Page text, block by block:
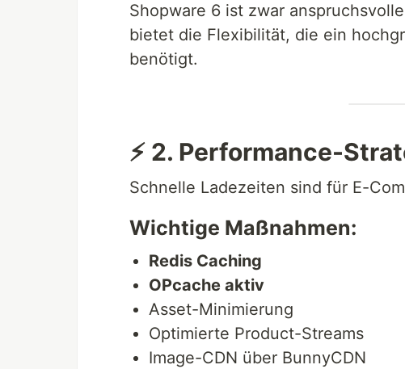
Shopware 6 ist zwar
bietet die Flexibilität, die ein
benötigt.
⚡ 2. Performance-
Schnelle Ladezeiten sind für E-
Wichtige Maßnahmen:
Redis Caching
OPcache aktiv
Asset-Minimierung
Optimierte Product-Streams
Image-CDN über BunnyCDN